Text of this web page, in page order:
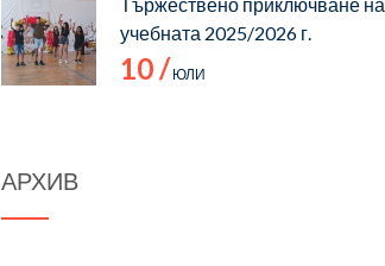
учебната 2025/2026 г.
10 / ЮЛИ
АРХИВ